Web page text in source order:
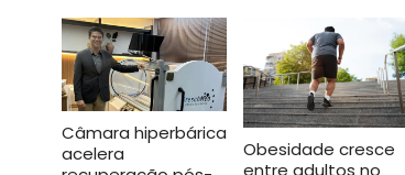
Câmara hiperbárica
acelera
Obesidade cresce
entre adultos no